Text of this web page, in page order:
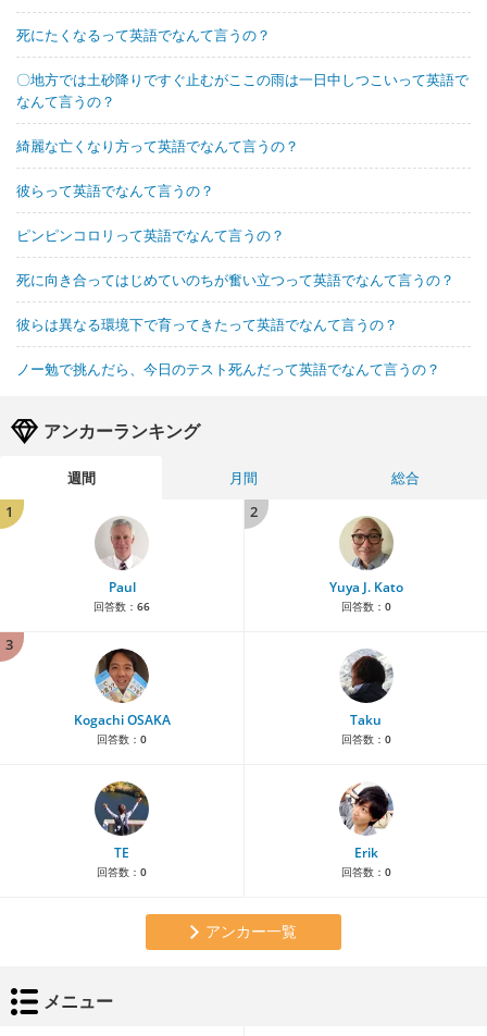
死にたくなるって英語でなんて言うの？
〇地方では土砂降りですぐ止むがここの雨は一日中しつこいって英語で
なんて言うの？
綺麗な亡くなり方って英語でなんて言うの？
彼らって英語でなんて言うの？
ピンピンコロリって英語でなんて言うの？
死に向き合ってはじめていのちが奮い立つって英語でなんて言うの？
彼らは異なる環境下で育ってきたって英語でなんて言うの？
ノー勉で挑んだら、今日のテスト死んだって英語でなんて言うの？
アンカーランキング
週間 月間
総合
1
Paul
回答数： 66
2
Yuya J. Kato
回答数： 0
3
Kogachi OSAKA
回答数： 0
Taku
回答数： 0
TE
回答数： 0
Erik
回答数： 0
アンカー一覧
メニュー